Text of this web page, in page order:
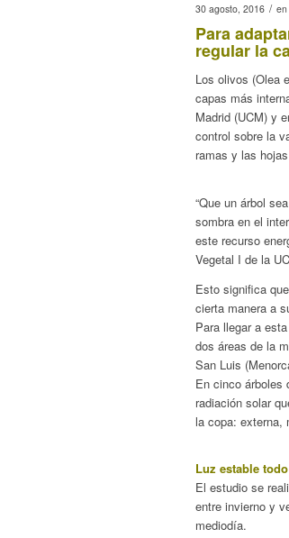
30 agosto, 2016 / en
Para
regular la
Los olivos (Olea
capas más
Madrid (UCM) y
control sobre la
ramas y las
“Que un árbol
sombra en el
este recurso
Vegetal I de la
Esto significa
cierta manera a
Para llegar a
dos áreas de la
San Luis
En cinco árboles
radiación solar
la copa: externa,
Luz estable
El estudio se
entre invierno y
mediodía.